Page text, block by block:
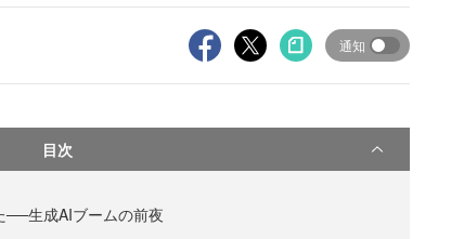
通知
目次
──生成AIブームの前夜